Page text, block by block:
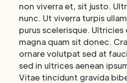
non viverra et, sit justo.
nunc. Ut viverra turpis
purus scelerisque. Ultricies
magna quam sit donec.
ornare volutpat sed at
sed in ultrices aenean
Vitae tincidunt gravida